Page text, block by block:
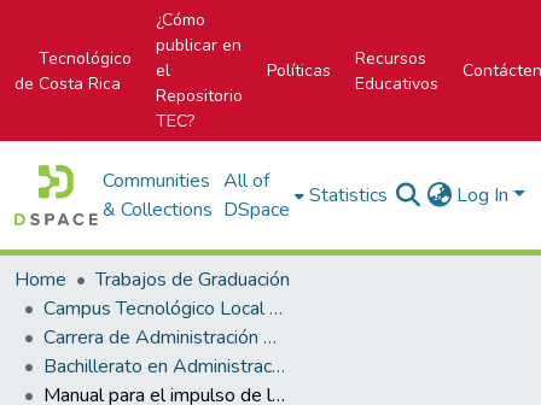
Tecnológico
de Costa Rica
¿Cómo
publicar en
el
Repositorio
TEC?
Políticas
Recursos
Educativos
Communities
& Collections
All of
DSpace
Statistics Log In
Home
Trabajos de Graduación
Campus Tecnológico Local San Carlos
Carrera de Administración de Empresas
Bachillerato en Administración de Empresas
Manual para el impulso de la creación y la aceleración empresarial en la Región Huetar Norte de Costa Rica